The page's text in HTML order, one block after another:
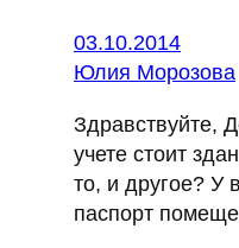
03.10.2014
Юлия Морозова
Здравствуйте,
учете стоит
то, и другое? У
паспорт